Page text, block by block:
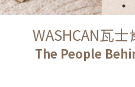
WASHCAN瓦
The People